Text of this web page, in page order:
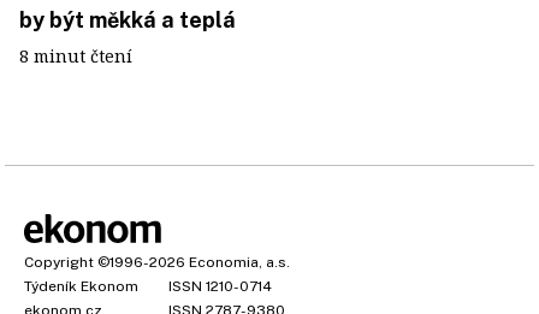
by být měkká a teplá
8 minut čtení
Copyright ©1996-2026 Economia, a.s.
Týdeník Ekonom
ISSN 1210-0714
ekonom.cz
ISSN 2787-9380